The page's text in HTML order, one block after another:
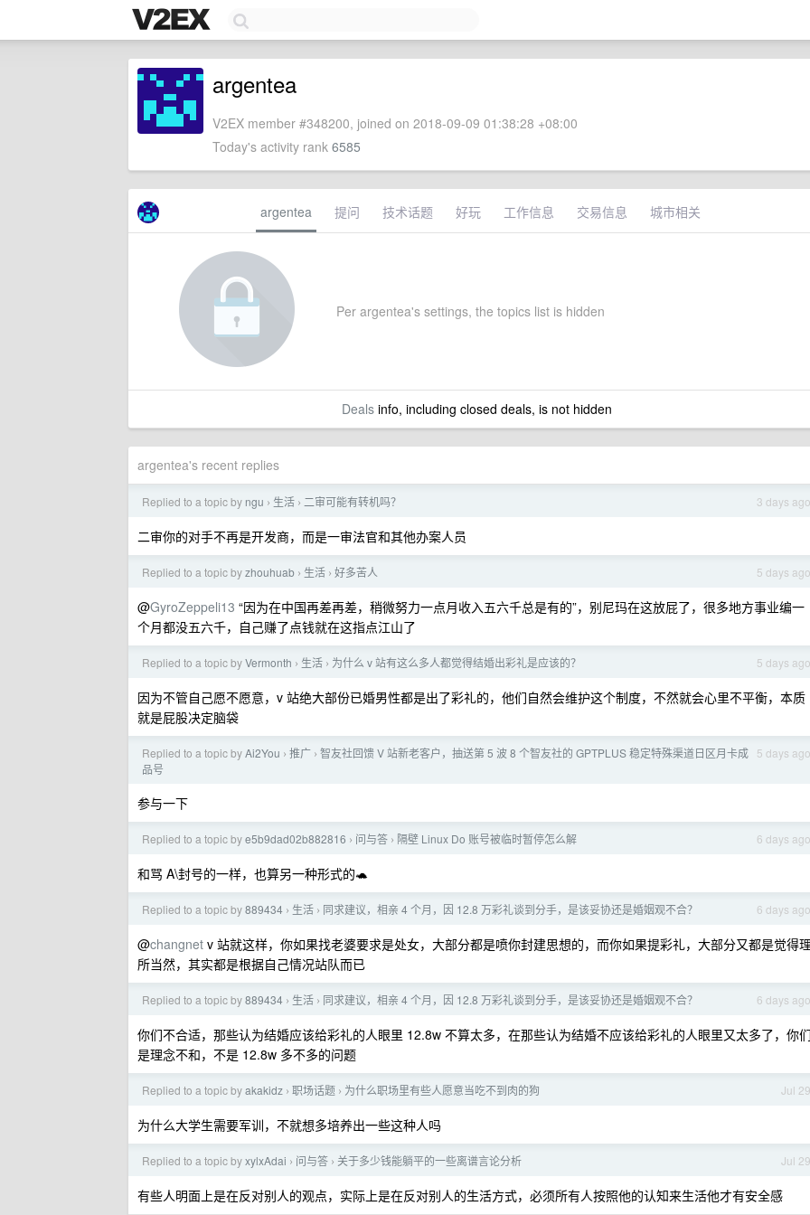
argentea
V2EX member #348200, joined on 2018-09-09 01:38:28 +08:00
Today's activity rank 6585
argentea 提问 技术话题 好玩 工作信息 交易信息 城市相关
Per argentea's settings, the topics list is hidden
Dealsinfo, including closed deals, is not hidden
argentea's recent replies
3 days ago
Replied to a topic by ngu › 生活 › 二审可能有转机吗？
二审你的对手不再是开发商，而是一审法官和其他办案人员
5 days ago
Replied to a topic byzhouhuab › 生活 › 好多苦人
@GyroZeppeli13 “因为在中国再差再差，稍微努力一点月收入五六千总是有的”，别尼玛在这放屁了，很多地方事业编一
个月都没五六千，自己赚了点钱就在这指点江山了
5 days ago
Replied to a topic byVermonth › 生活 › 为什么 v 站有这么多人都觉得结婚出彩礼是应该的？
因为不管自己愿不愿意，v 站绝大部份已婚男性都是出了彩礼的，他们自然会维护这个制度，不然就会心里不平衡，本质
就是屁股决定脑袋
5 days ago
Replied to a topic byAi2You › 推广 › 智友社回馈 V 站新老客户，抽送第 5 波 8 个智友社的 GPTPLUS 稳定特殊渠道日区月卡成
品号
参与一下
6 days ago
Replied to a topic bye5b9dad02b882816 › 问与答 › 隔壁 Linux Do 账号被临时暂停怎么解
和骂 A\封号的一样，也算另一种形式的🐢
6 days ago
Replied to a topic by889434 › 生活 › 同求建议，相亲 4 个月，因 12.8 万彩礼谈到分手，是该妥协还是婚姻观不合？
@changnet v 站就这样，你如果找老婆要求是处女，大部分都是喷你封建思想的，而你如果提彩礼，大部分又都是觉得理
所当然，其实都是根据自己情况站队而已
6 days ago
Replied to a topic by889434 › 生活 › 同求建议，相亲 4 个月，因 12.8 万彩礼谈到分手，是该妥协还是婚姻观不合？
你们不合适，那些认为结婚应该给彩礼的人眼里 12.8w 不算太多，在那些认为结婚不应该给彩礼的人眼里又太多了，你们
是理念不和，不是 12.8w 多不多的问题
Jul 29
Replied to a topic byakakidz › 职场话题 › 为什么职场里有些人愿意当吃不到肉的狗
为什么大学生需要军训，不就想多培养出一些这种人吗
Jul 29
Replied to a topic byxylxAdai › 问与答 › 关于多少钱能躺平的一些离谱言论分析
有些人明面上是在反对别人的观点，实际上是在反对别人的生活方式，必须所有人按照他的认知来生活他才有安全感